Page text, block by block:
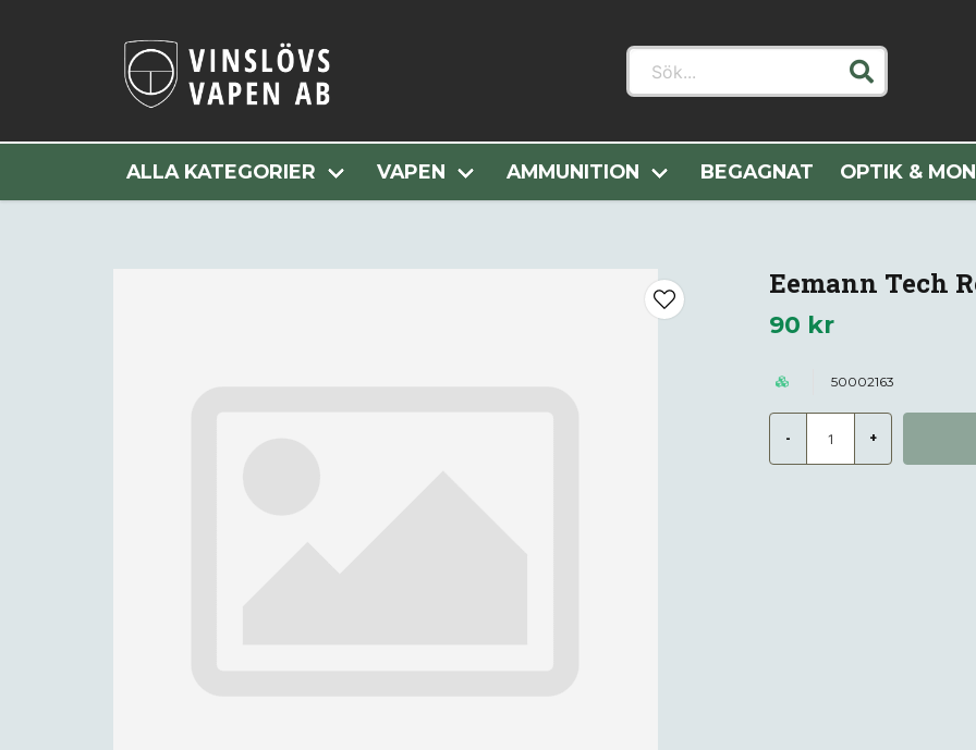
Sök...
ALLA KATEGORIER VAPEN AMMUNITION BEGAGNAT OPTIK &
Hem Alla Kategorier Vapendelar Pistoldelar Fjädrar Eemann Tech
Eemann Tech
90 kr
50002163
- +